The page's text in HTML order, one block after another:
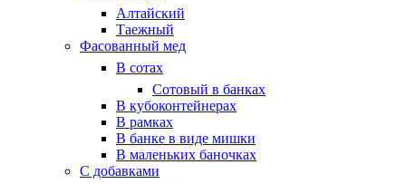
Алтайский
Таежный
Фасованный мед
В сотах
Сотовый в банках
В кубоконтейнерах
В рамках
В банке в виде мишки
В маленьких баночках
С добавками